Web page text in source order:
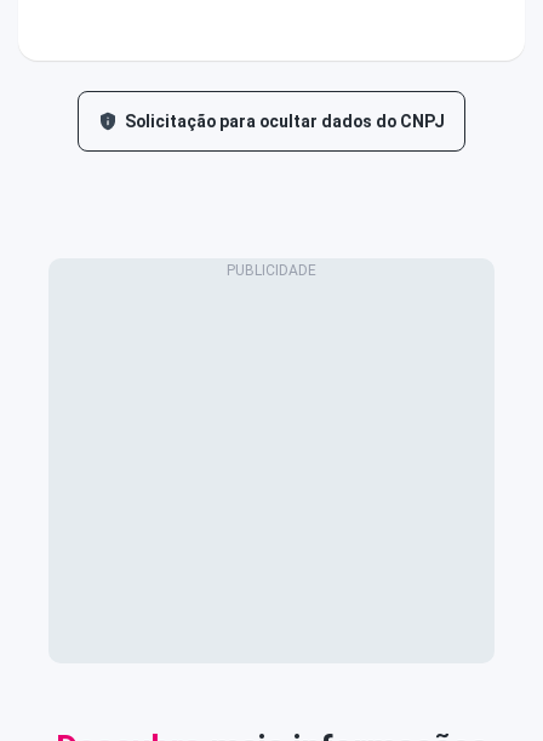
Solicitação para ocultar dados do CNPJ